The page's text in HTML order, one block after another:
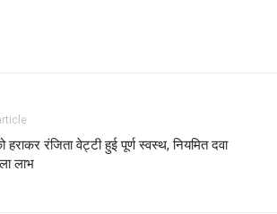
हराकर रंजिता वेट्टी हुई पूर्ण स्वस्थ, नियमित दवा
लाभ